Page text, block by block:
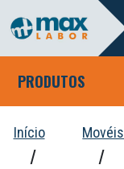
PRODUTOS
Início Movéis